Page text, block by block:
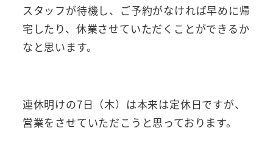
スタッフが待機し、ご予約がなければ早めに帰
宅したり、休業させていただくことができるか
なと思います。
連休明けの7日（木）は本来は定休日ですが、
営業をさせていただこうと思っております。